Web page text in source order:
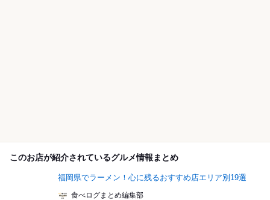
このお店が紹介されているグルメ情報まとめ
福岡県でラーメン！心に残るおすすめ店エリア別19選
食べログまとめ編集部